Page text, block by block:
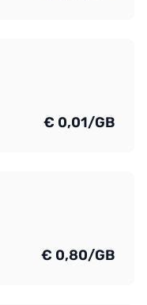
€ 0,01/GB
€ 0,80/GB